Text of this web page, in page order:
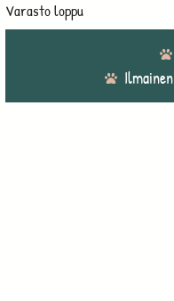
Varasto loppu